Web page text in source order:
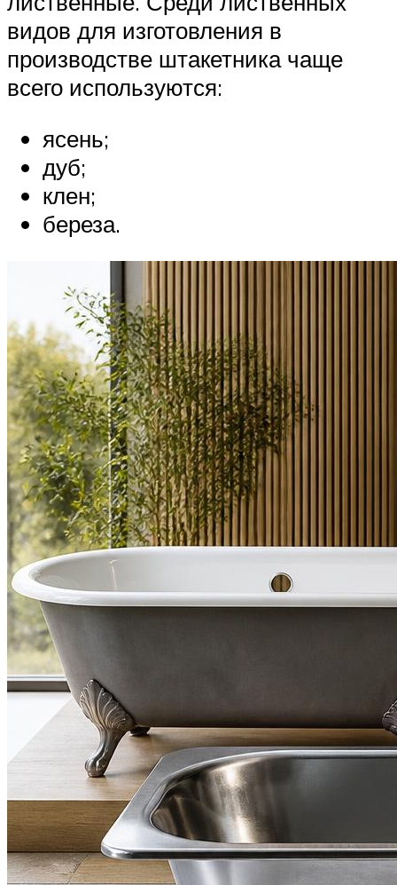
видов для изготовления в
производстве штакетника чаще
всего используются:
ясень;
дуб;
клен;
береза.